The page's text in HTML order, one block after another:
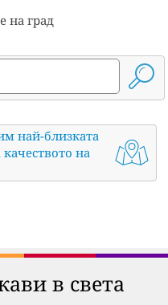
на град
най-близката
на
в света